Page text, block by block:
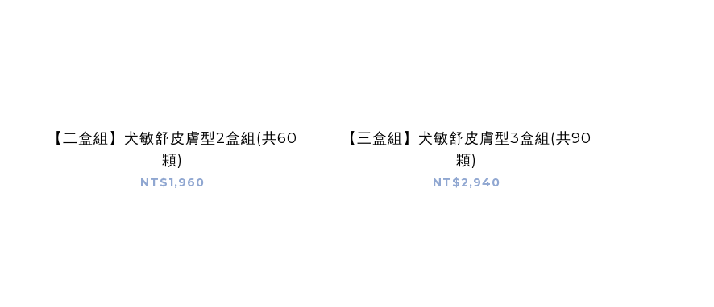
【二盒組】犬敏舒皮膚型2盒組(共60
顆)
NT$1,960
【三盒組】犬敏舒皮膚型3盒組(共90
顆)
NT$2,940